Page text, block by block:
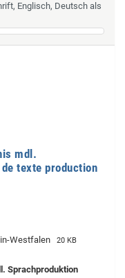
Englisch, Deutsch als
mdl.
texte production
Westfalen 20 KB
Sprachproduktion